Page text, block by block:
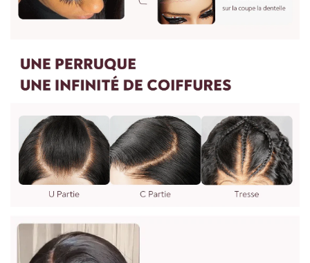
Oui, nous pouvons faire n'importe quelle perruque comme
vous le souhaitez. Vous pouvez nous envoyer des photos et
nous écrire à : vip@shinehair.fr
5.Puis-je avoir un prix de gros si j'en achète plus ?
Oui, vous pouvez avoir un prix de gros si vous nous contactez
pour une commande groupée.
3.WIG MESURE
Vaporisez une lotion coiffante pour aider
semaine ou deux semaines dépend de l'utilisation.